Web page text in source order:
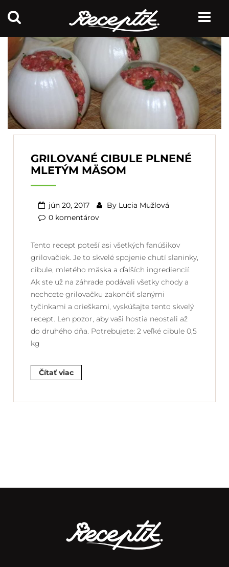
GRILOVANÉ CIBULE PLNENÉ
MLETÝM MÄSOM
jún 20, 2017 By Lucia Mužlová
0 komentárov
Tento recept poteší asi všetkých fanúšikov
grilovačiek. Je to skvelé spojenie chutí slaninky,
cibule, mletého mäska a ďalších ingrediencií.
Ak ste už na záhrade podávali všetky chody a
nechcete grilovačku zakončiť slanými
tyčinkami a orieškami, vyskúšajte tento skvelý
recept. Len pozor, aby vaši hostia neostali až
do druhého dňa. Potrebujete: 2 veľké cibule 0,5
kg
Čítať viac